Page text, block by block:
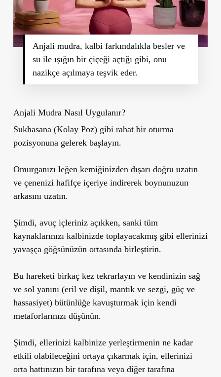
Anjali mudra, kalbi farkındalıkla besler ve
su ile ışığın bir çiçeği açtığı gibi, onu
nazikçe açılmaya teşvik eder.
Anjali Mudra Nasıl Uygulanır?
Sukhasana (Kolay Poz) gibi rahat bir oturma
pozisyonuna gelerek başlayın.
Omurganızı leğen kemiğinizden dışarı doğru uzatın
ve çenenizi hafifçe içeriye indirerek boynunuzun
arkasını uzatın.
Şimdi, avuç içleriniz açıkken, sanki tüm
kaynaklarınızı kalbinizde toplayacakmış gibi ellerinizi
yavaşça göğsünüzün ortasında birleştirin.
Bu hareketi birkaç kez tekrarlayın ve kendinizin sağ
ve sol yanını (eril ve dişil, mantık ve sezgi, güç ve
hassasiyet) bütünlüğe kavuşturmak için kendi
metaforlarınızı düşünün.
Şimdi, ellerinizi kalbinize yerleştirmenin ne kadar
etkili olabileceğini ortaya çıkarmak için, ellerinizi
orta hattınızın bir tarafına veya diğer tarafına